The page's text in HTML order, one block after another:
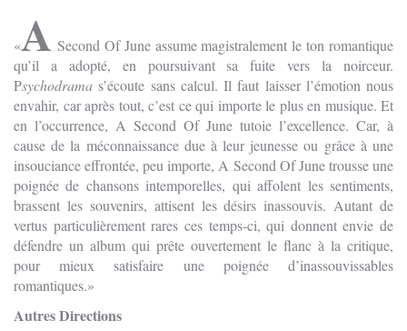
A Second Of June assume magistralement le ton romantique
qu’il a adopté, en poursuivant sa fuite vers la noirceur.
Psychodrama s’écoute sans calcul. Il faut laisser l’émotion nous
envahir, car après tout, c’est ce qui importe le plus en musique. Et
en l’occurrence, A Second Of June tutoie l’excellence. Car, à
cause de la méconnaissance due à leur jeunesse ou grâce à une
insouciance effrontée, peu importe, A Second Of June trousse une
poignée de chansons intemporelles, qui affolent les sentiments,
brassent les souvenirs, attisent les désirs inassouvis. Autant de
vertus particulièrement rares ces temps-ci, qui donnent envie de
défendre un album qui prête ouvertement le flanc à la critique,
pour mieux satisfaire une poignée d’inassouvissables
romantiques.
Autres Directions